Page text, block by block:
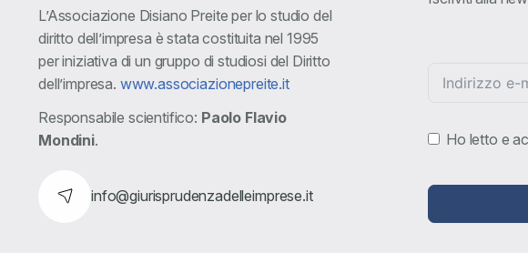
L’Associazione Disiano Preite per lo studio del
diritto dell’impresa è stata costituita nel 1995
per iniziativa di un gruppo di studiosi del Diritto
dell’impresa. www.associazionepreite.it
Responsabile scientifico: Paolo Flavio
Mondini.
info@giurisprudenzadelleimprese.it
Ho letto e